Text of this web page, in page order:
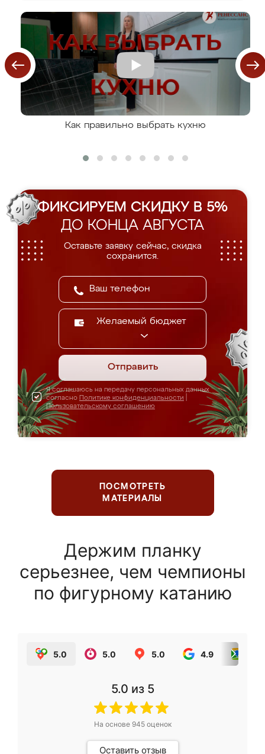
Как правильно выбрать кухню
ФИКСИРУЕМ СКИДКУ В 5%
ДО КОНЦА АВГУСТА
Оставьте заявку сейчас, скидка
сохранится.
Желаемый бюджет
Отправить
Я соглашаюсь на передачу персональных данных
согласно Политике конфиденциальности
Пользовательскому соглашению
ПОСМОТРЕТЬ
МАТЕРИАЛЫ
Держим планку
серьезнее, чем чемпионы
по фигурному катанию
5.0 5.0 5.0 4.9
5.0 из 5
На основе 945оценок
Оставить отзыв